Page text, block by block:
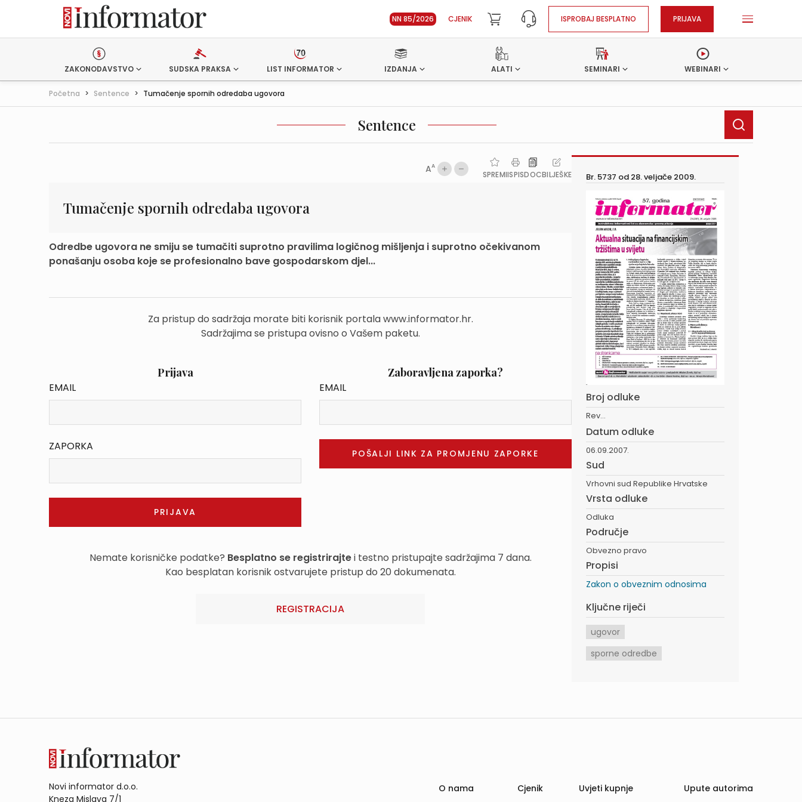
NN 85/2026 CJENIK ISPROBAJ BESPLATNO PRIJAVA
ZAKONODAVSTVO SUDSKA PRAKSA LIST INFORMATOR IZDANJA ALATI SEMINARI WEBINARI
Početna > Sentence > Tumačenje spornih odredaba ugovora
Sentence
AA
SPREMIISPISDOCBILJEŠKE
Tumačenje spornih odredaba ugovora
Odredbe ugovora ne smiju se tumačiti suprotno pravilima logičnog mišljenja i suprotno očekivanom
ponašanju osoba koje se profesionalno bave gospodarskom djel...
Za pristup do sadržaja morate biti korisnik portala www.informator.hr.
Sadržajima se pristupa ovisno o Vašem paketu.
Prijava
EMAIL
ZAPORKA
Zaboravljena zaporka?
EMAIL
Nemate korisničke podatke? Besplatno se registrirajtei testno pristupajte sadržajima 7 dana.
Kao besplatan korisnik ostvarujete pristup do 20 dokumenata.
REGISTRACIJA
Br. 5737 od 28. veljače 2009.
Broj odluke
Rev...
Datum odluke
06.09.2007.
Sud
Vrhovni sud Republike Hrvatske
Vrsta odluke
Odluka
Područje
Obvezno pravo
Propisi
Zakon o obveznim odnosima
Ključne riječi
ugovor
sporne odredbe
Novi informator d.o.o.
Kneza Mislava 7/1
O nama Cjenik Uvjeti kupnje Upute autorima